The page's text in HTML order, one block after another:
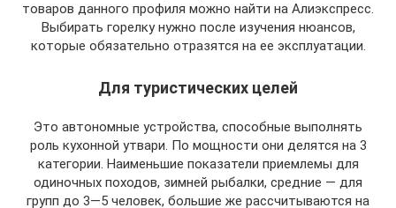
товаров данного профиля можно найти на Алиэкспресс.
Выбирать горелку нужно после изучения нюансов,
которые обязательно отразятся на ее эксплуатации.
Для туристических целей
Это автономные устройства, способные выполнять
роль кухонной утвари. По мощности они делятся на 3
категории. Наименьшие показатели приемлемы для
одиночных походов, зимней рыбалки, средние — для
групп до 3—5 человек, большие же рассчитываются на